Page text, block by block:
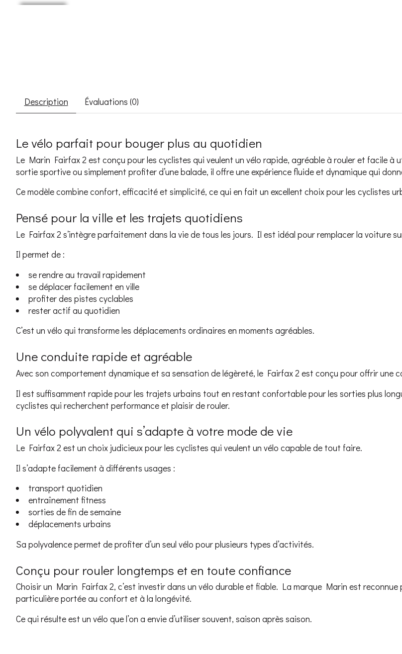
Description Évaluations (0)
Le vélo parfait pour bouger plus au quotidien
Le Marin Fairfax 2 est conçu pour les cyclistes qui veulent un vélo rapide, agréable à rouler et facile à
sortie sportive ou simplement profiter d’une balade, il offre une expérience fluide et dynamique qui
Ce modèle combine confort, efficacité et simplicité, ce qui en fait un excellent choix pour les cyclistes
Pensé pour la ville et les trajets quotidiens
Le Fairfax 2 s’intègre parfaitement dans la vie de tous les jours. Il est idéal pour remplacer la voiture
Il permet de :
se rendre au travail rapidement
se déplacer facilement en ville
profiter des pistes cyclables
rester actif au quotidien
C’est un vélo qui transforme les déplacements ordinaires en moments agréables.
Une conduite rapide et agréable
Avec son comportement dynamique et sa sensation de légèreté, le Fairfax 2 est conçu pour offrir une
Il est suffisamment rapide pour les trajets urbains tout en restant confortable pour les sorties plus
cyclistes qui recherchent performance et plaisir de rouler.
Un vélo polyvalent qui s’adapte à votre mode de vie
Le Fairfax 2 est un choix judicieux pour les cyclistes qui veulent un vélo capable de tout faire.
Il s’adapte facilement à différents usages :
transport quotidien
entraînement fitness
sorties de fin de semaine
déplacements urbains
Sa polyvalence permet de profiter d’un seul vélo pour plusieurs types d’activités.
Conçu pour rouler longtemps et en toute confiance
Choisir un Marin Fairfax 2, c’est investir dans un vélo durable et fiable. La marque Marin est
particulière portée au confort et à la longévité.
Ce qui résulte est un vélo que l’on a envie d’utiliser souvent, saison après saison.